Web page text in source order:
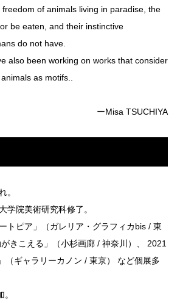
of animals living in paradise, the
be eaten, and their instinctive
do not have.
also been working on works that consider
as motifs..
ーMisa TSUCHIYA
。
学院美術研究科修了。
トピア」（ガレリア・グラフィカbis / 東
きこえる」（小杉画廊 / 神奈川）、 2021
（ギャラリーカノン / 東京） など個展多